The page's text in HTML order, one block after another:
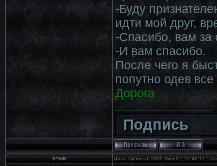
-Буду
идти мой друг,
-Спасибо, вам за
-И вам спасибо.
После чего я
попутно одев
Дорога
Подпись
K^bIK Дата: Суббота, 2009-Июн-27, 17:49:17 |